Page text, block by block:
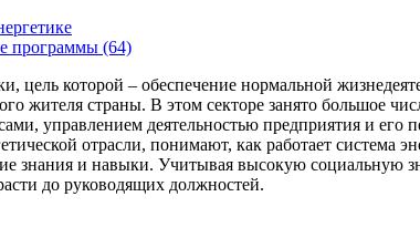
программы (64)
которой – обеспечение нормальной
жителя страны. В этом секторе занято большое
управлением деятельностью предприятия и
отрасли, понимают, как работает система
знания и навыки. Учитывая высокую социальную
до руководящих должностей.